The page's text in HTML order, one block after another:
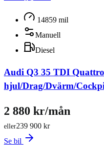
14859 mil
Manuell
Diesel
Audi Q3 35 TDI
hjul/Drag/Dvärm/
239 900 kr
eller
2 880 kr/mån
Se bil